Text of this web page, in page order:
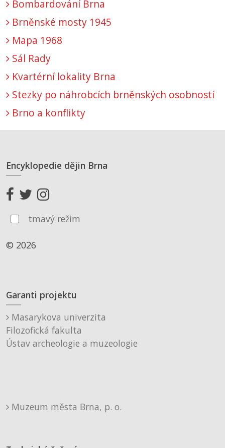
Bombardování Brna
Brněnské mosty 1945
Mapa 1968
Sál Rady
Kvartérní lokality Brna
Stezky po náhrobcích brněnských osobností
Brno a konflikty
Encyklopedie dějin Brna
tmavý režim
© 2026
Garanti projektu
Masarykova univerzita
Filozofická fakulta
Ústav archeologie a muzeologie
Muzeum města Brna, p. o.